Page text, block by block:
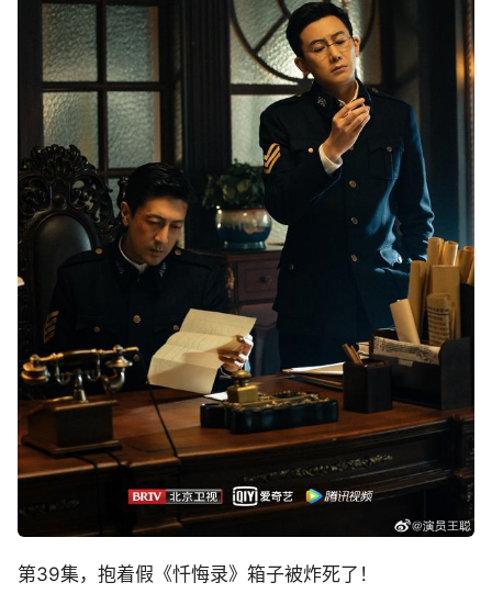
第39集，抱着假《忏悔录》箱子被炸死了！